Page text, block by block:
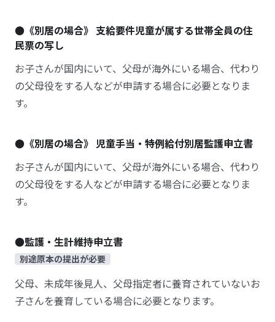
●《別居の場合》 支給要件児童が属する世帯全員の住
民票の写し
お子さんが国内にいて、父母が海外にいる場合、代わり
の父母役をする人などが申請する場合に必要となりま
す。
●《別居の場合》 児童手当・特例給付別居監護申立書
お子さんが国内にいて、父母が海外にいる場合、代わり
の父母役をする人などが申請する場合に必要となりま
す。
●監護・生計維持申立書
別途原本の提出が必要
父母、未成年後見人、父母指定者に養育されていないお
子さんを養育している場合に必要となります。